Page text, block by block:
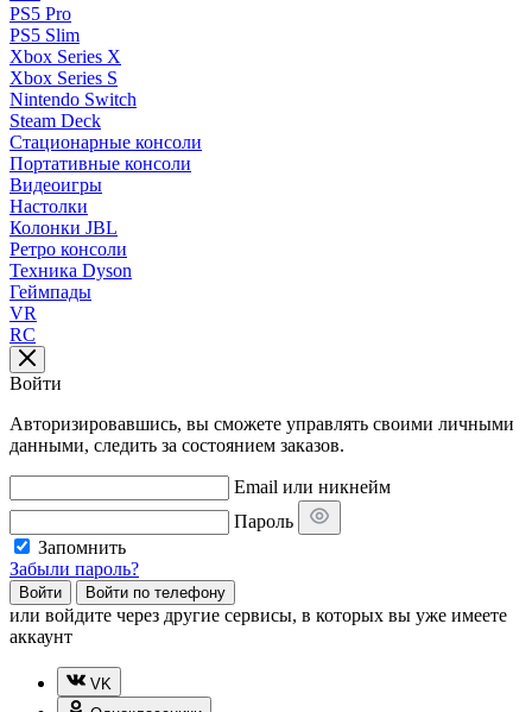
PS5 Pro
PS5 Slim
Xbox Series X
Xbox Series S
Nintendo Switch
Steam Deck
Стационарные консоли
Портативные консоли
Видеоигры
Настолки
Колонки JBL
Ретро консоли
Техника Dyson
Геймпады
VR
RC
Войти
Авторизировавшись, вы сможете управлять своими личными
данными, следить за состоянием заказов.
Email или никнейм
Пароль
Запомнить
Забыли пароль?
Войти Войти по телефону
или войдите через другие сервисы, в которых вы уже имеете
аккаунт
VK